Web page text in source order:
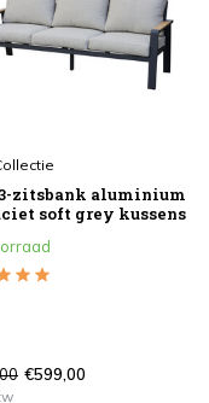
zitsbank aluminium
soft grey kussens
€599,00